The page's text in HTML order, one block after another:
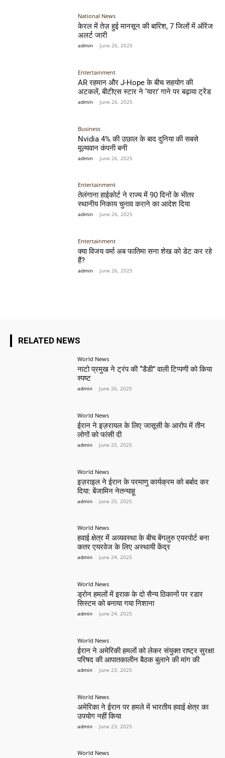
National News
केरल में तेज़ हुई मानसून की बारिश, 7 जिलों में ऑरेंज
अलर्ट जारी
admin - June 26, 2025
Entertainment
AR रहमान और J-Hope के बीच सहयोग की
अटकलें, बीटीएस स्टार ने ‘यारा’ गाने पर बढ़ाया ट्रेंड
admin - June 26, 2025
Business
Nvidia 4% की उछाल के बाद दुनिया की सबसे
मूल्यवान कंपनी बनी
admin - June 26, 2025
Entertainment
तेलंगाना हाईकोर्ट ने राज्य में 90 दिनों के भीतर
स्थानीय निकाय चुनाव कराने का आदेश दिया
admin - June 26, 2025
Entertainment
क्या विजय वर्मा अब फातिमा सना शेख को डेट कर रहे
हैं?
admin - June 26, 2025
RELATED NEWS
World News
नाटो प्रमुख ने ट्रंप की “डैडी” वाली टिप्पणी को किया
स्पष्ट
admin - June 26, 2025
World News
ईरान ने इज़रायल के लिए जासूसी के आरोप में तीन
लोगों को फांसी दी
admin - June 25, 2025
World News
इज़राइल ने ईरान के परमाणु कार्यक्रम को बर्बाद कर
दिया: बेंजामिन नेतन्याहू
admin - June 25, 2025
World News
हवाई क्षेत्र में अव्यवस्था के बीच बेंगलुरु एयरपोर्ट बना
कतर एयरवेज के लिए अस्थायी केंद्र
admin - June 24, 2025
World News
ड्रोन हमलों में इराक के दो सैन्य ठिकानों पर रडार
सिस्टम को बनाया गया निशाना
admin - June 24, 2025
World News
ईरान ने अमेरिकी हमलों को लेकर संयुक्त राष्ट्र सुरक्षा
परिषद की आपातकालीन बैठक बुलाने की मांग की
admin - June 23, 2025
World News
अमेरिका ने ईरान पर हमले में भारतीय हवाई क्षेत्र का
उपयोग नहीं किया
admin - June 23, 2025
World News